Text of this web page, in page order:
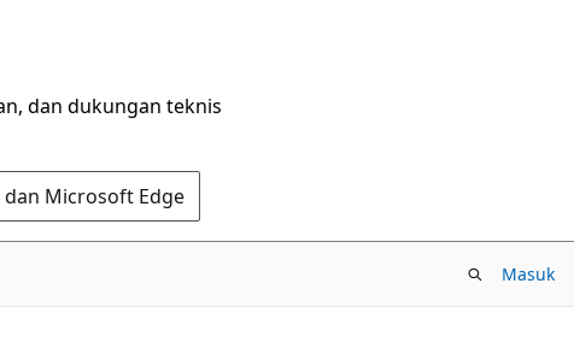
dan dukungan teknis
Microsoft Edge
Masuk